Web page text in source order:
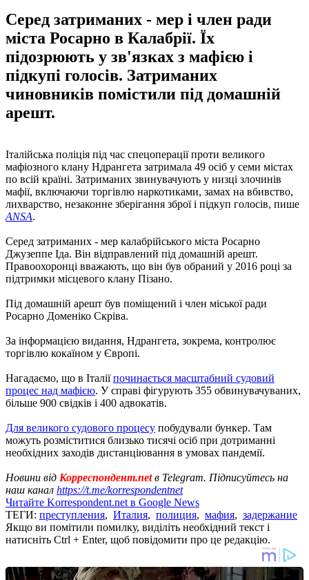
Серед затриманих - мер і член ради
міста Росарно в Калабрії. Їх
підозрюють у зв'язках з мафією і
підкупі голосів. Затриманих
чиновників помістили під домашній
арешт.
Італійська поліція під час спецоперації проти великого
мафіозного клану Ндрангета затримала 49 осіб у семи містах
по всій країні. Затриманих звинувачують у низці злочинів
мафії, включаючи торгівлю наркотиками, замах на вбивство,
лихварство, незаконне зберігання зброї і підкуп голосів, пише
ANSA.
Серед затриманих - мер калабрійського міста Росарно
Джузеппе Іда. Він відправлений під домашній арешт.
Правоохоронці вважають, що він був обраний у 2016 році за
підтримки місцевого клану Пізано.
Під домашній арешт був поміщений і член міської ради
Росарно Доменіко Скріва.
За інформацією видання, Ндрангета, зокрема, контролює
торгівлю кокаїном у Європі.
Нагадаємо, що в Італіїпочинається масштабний судовий
процес над мафією. У справі фігурують 355 обвинувачуваних,
більше 900 свідків і 400 адвокатів.
Для великого судового процесу побудували бункер. Там
можуть розміститися близько тисячі осіб при дотриманні
необхідних заходів дистанціювання в умовах пандемії.
Новини від Корреспондент.netв Telegram. Підписуйтесь на
наш канал https://t.me/korrespondentnet
Читайте Korrespondent.net в Google News
ТЕГИ: преступления, Италия, полиция, мафия, задержание
Якщо ви помітили помилку, виділіть необхідний текст і
натисніть Ctrl + Enter, щоб повідомити про це редакцію.